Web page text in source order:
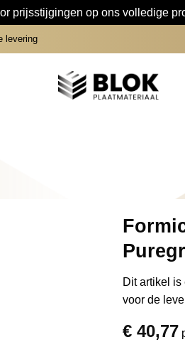
prijsstijgingen op ons volledige
levering
Dit artikel
voor de
€ 40,77